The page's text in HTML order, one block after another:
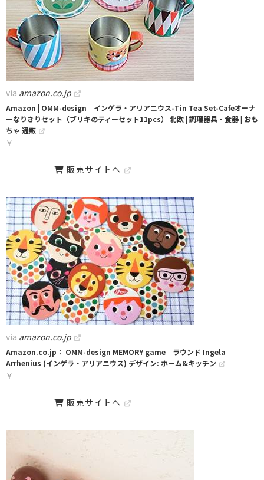
via amazon.co.jp
Amazon | OMM-design インゲラ・アリアニウス-Tin Tea Set-Cafeオーナ
ーなりきりセット（ブリキのティーセット11pcs） 北欧 | 調理器具・食器 | おも
ちゃ 通販
￥
販売サイトへ
via amazon.co.jp
Amazon.co.jp： OMM-design MEMORY game ラウンド Ingela
Arrhenius (インゲラ・アリアニウス) デザイン: ホーム&キッチン
￥
販売サイトへ